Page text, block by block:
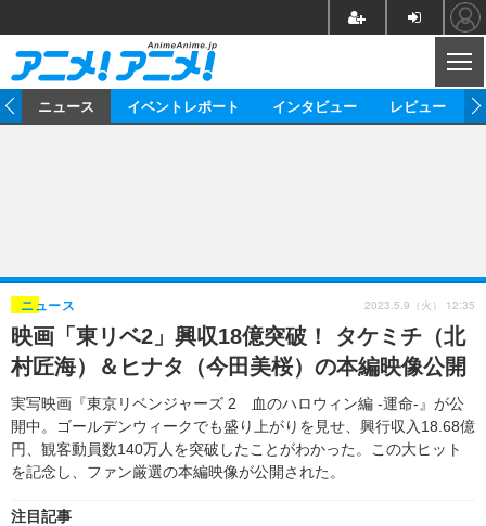
ゲーム グッズ
イベント 海外
海外イベント ビジネス
俳優・タレント アーティスト
ビジネス
アニメ 実写
イベント
ゲーム 座談会
動画
アニメ！アニメ！TV ABEMA Cafe
ニュース イベントレポート インタビュー レビュー
映画「東リベ2」興収18億突破！ タケミチ（北
村匠海）＆ヒナタ（今田美桜）の本編映像公開
実写映画『東京リベンジャーズ 2 血のハロウィン編 -運命-』が公
開中。ゴールデンウィークでも盛り上がりを見せ、興行収入18.68億
円、観客動員数140万人を突破したことがわかった。この大ヒット
を記念し、ファン厳選の本編映像が公開された。
ニュース
注目記事
2023.5.9（火） 12:35